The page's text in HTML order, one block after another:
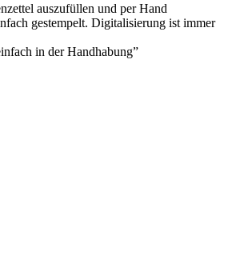
auszufüllen und per Hand
gestempelt. Digitalisierung ist immer
in der Handhabung”